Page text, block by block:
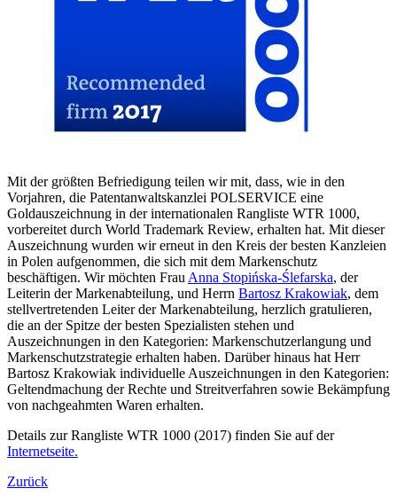
Mit der größten Befriedigung teilen wir mit, dass, wie in den
Vorjahren, die Patentanwaltskanzlei POLSERVICE eine
Goldauszeichnung in der internationalen Rangliste WTR 1000,
vorbereitet durch World Trademark Review, erhalten hat. Mit dieser
Auszeichnung wurden wir erneut in den Kreis der besten Kanzleien
in Polen aufgenommen, die sich mit dem Markenschutz
beschäftigen. Wir möchten Frau Anna Stopińska-Ślefarska, der
Leiterin der Markenabteilung, und Herrn Bartosz Krakowiak, dem
stellvertretenden Leiter der Markenabteilung, herzlich gratulieren,
die an der Spitze der besten Spezialisten stehen und
Auszeichnungen in den Kategorien: Markenschutzerlangung und
Markenschutzstrategie erhalten haben. Darüber hinaus hat Herr
Bartosz Krakowiak individuelle Auszeichnungen in den Kategorien:
Geltendmachung der Rechte und Streitverfahren sowie Bekämpfung
von nachgeahmten Waren erhalten.
Details zur Rangliste WTR 1000 (2017) finden Sie auf der
Internetseite.
Zurück